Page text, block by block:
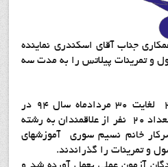
جناب آقاي اسکندري نماينده
و تمرينات پيلاتس را به مدت سه
در اين دوره که از تاريخ 28 لغايت 30 مردادماه سال 94 در
شهرستان قم برگزار گرديد تعداد 20 نفر از علاقمندان به رشته
خانم نسيم سوري آموزشهاي
و تمرينات را گذراندند.